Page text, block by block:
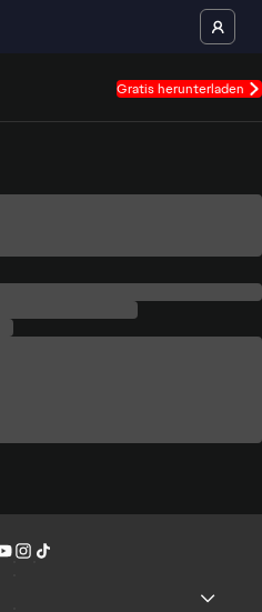
Gratis herunterladen